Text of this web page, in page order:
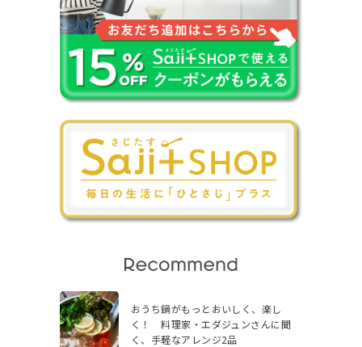
おうち鍋がもっとおいしく、楽し
く！ 料理家・エダジュンさんに聞
く、手軽なアレンジ2品